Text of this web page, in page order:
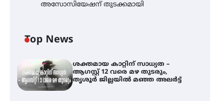
അസോസിയേഷന് തുടക്കമായി
Top News
ശക്തമായ കാറ്റിന് സാധ്യത –
ആഗസ്റ്റ് 12 വരെ മഴ തുടരും,
തൃശൂർ ജില്ലയിൽ മഞ്ഞ അലർട്ട്